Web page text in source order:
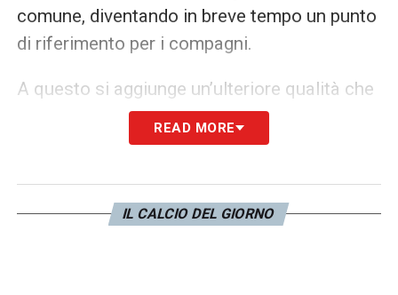
comune, diventando in breve tempo un punto
di riferimento per i compagni.
A questo si aggiunge un’ulteriore qualità che
lo rende una pedina fondamentale per ogni
il centrocampista ha infatti
ai suoi inserimenti puntuali e alla capacità
di rendersi pericoloso nell’area avversaria
READ MORE
IL CALCIO DEL GIORNO